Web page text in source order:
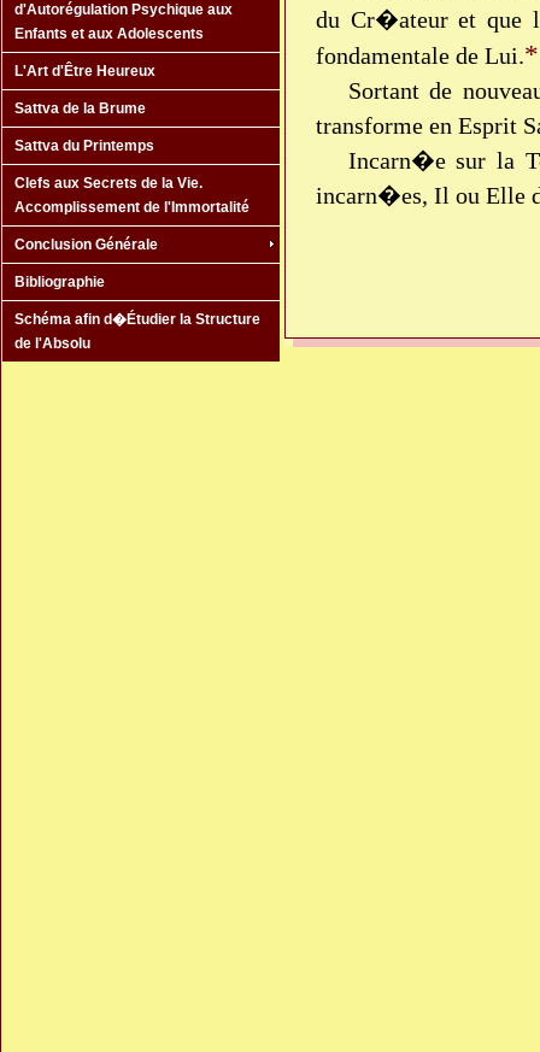
d'Autorégulation Psychique aux
Enfants et aux Adolescents
L'Art d'Être Heureux
Sattva de la Brume
Sattva du Printemps
Clefs aux Secrets de la Vie.
Accomplissement de l'Immortalité
Conclusion Générale
Bibliographie
Schéma afin d�Étudier la Structure
de l'Absolu
du Cr�ateur et que
fondamentale de Lui.*
Sortant de
transforme en Esprit
Incarn�e sur la
incarn�es, Il ou Elle